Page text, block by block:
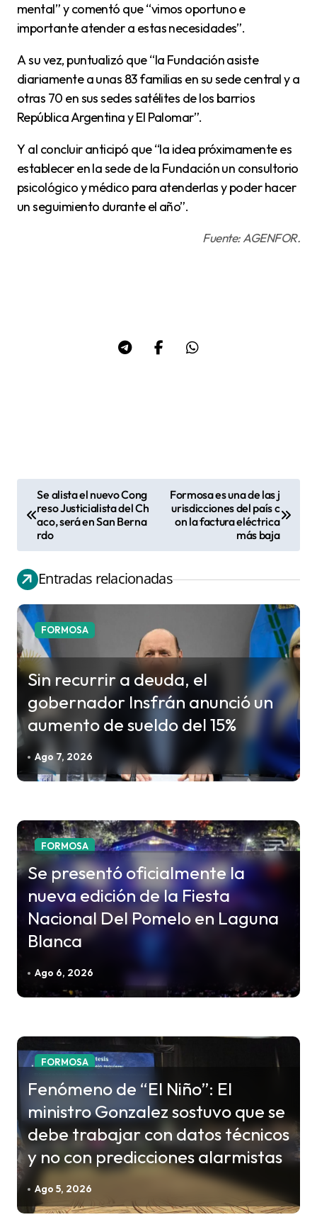
mental” y comentó que “vimos oportuno e
importante atender a estas necesidades”.
A su vez, puntualizó que “la Fundación asiste
diariamente a unas 83 familias en su sede central y a
otras 70 en sus sedes satélites de los barrios
República Argentina y El Palomar”.
Y al concluir anticipó que “la idea próximamente es
establecer en la sede de la Fundación un consultorio
psicológico y médico para atenderlas y poder hacer
un seguimiento durante el año”.
Fuente: AGENFOR.
v
e
g
a
c
i
ó
d
e
n
r
a
d
Se alista el nuevo Cong
reso Justicialista del Ch
aco, será en San Berna
rdo
Formosa es una de las j
urisdicciones del país c
on la factura eléctrica
más baja
Entradas relacionadas
FORMOSA
Sin recurrir a deuda, el
gobernador Insfrán anunció un
aumento de sueldo del 15%
Ago 7, 2026
FORMOSA
Se presentó oficialmente la
nueva edición de la Fiesta
Nacional Del Pomelo en Laguna
Blanca
Ago 6, 2026
FORMOSA
Fenómeno de “El Niño”: El
ministro Gonzalez sostuvo que se
debe trabajar con datos técnicos
y no con predicciones alarmistas
Ago 5, 2026